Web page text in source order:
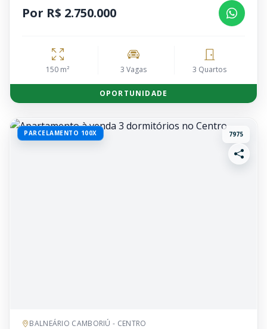
Por R$ 2.750.000
150 m² 3 Vagas 3 Quartos
OPORTUNIDADE
PARCELAMENTO 100X 7975
BALNEÁRIO CAMBORIÚ - CENTRO